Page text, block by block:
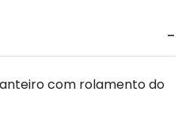
com rolamento do